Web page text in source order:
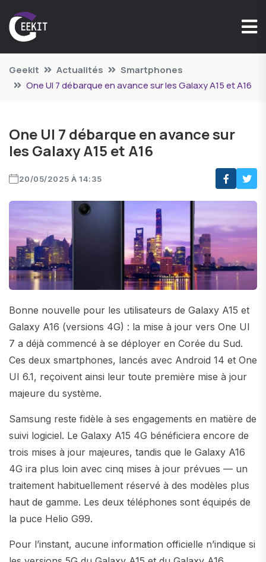
Geekit Actualités
Smartphones
One UI 7 débarque en avance sur les Galaxy A15 et A16
One UI 7 débarque en avance sur
les Galaxy A15 et A16
20/05/2025 À 14:35
Bonne nouvelle pour les utilisateurs de Galaxy A15 et
Galaxy A16 (versions 4G) : la mise à jour vers One UI
7 a déjà commencé à se déployer en Corée du Sud.
Ces deux smartphones, lancés avec Android 14 et One
UI 6.1, reçoivent ainsi leur toute première mise à jour
majeure du système.
Samsung reste fidèle à ses engagements en matière de
suivi logiciel. Le Galaxy A15 4G bénéficiera encore de
trois mises à jour majeures, tandis que le Galaxy A16
4G ira plus loin avec cinq mises à jour prévues — un
traitement habituellement réservé à des modèles plus
haut de gamme. Les deux téléphones sont équipés de
la puce Helio G99.
Pour l’instant, aucune information officielle n’indique si